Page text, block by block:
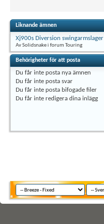
Liknande ämnen
Xj900s Diversion swingarmslager
Av Solidsnake i forum Touring
Behörigheter för att posta
Du får inte posta nya ämnen
Du får inte posta svar
Du får inte posta bifogade filer
Du får inte redigera dina inlägg